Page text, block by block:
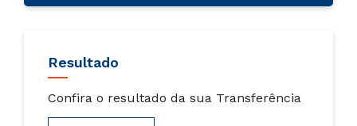
Resultado
Confira o resultado da sua Transferência